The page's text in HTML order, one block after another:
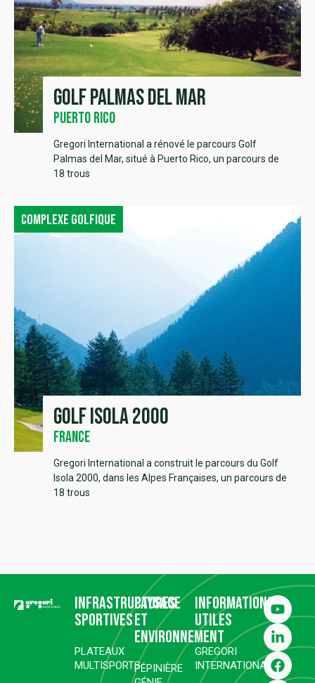
Golf Palmas del Mar
Puerto Rico
Gregori International a rénové le parcours Golf
Palmas del Mar, situé à Puerto Rico, un parcours de
18 trous
Complexe golfique
Golf Isola 2000
France
Gregori International a construit le parcours du Golf
Isola 2000, dans les Alpes Françaises, un parcours de
18 trous
Infrastructures
sportives
PLATEAUX
MULTISPORTS
Paysage
et
environnement
PÉPINIÈRE
Informations
utiles
GREGORI
INTERNATIONAL